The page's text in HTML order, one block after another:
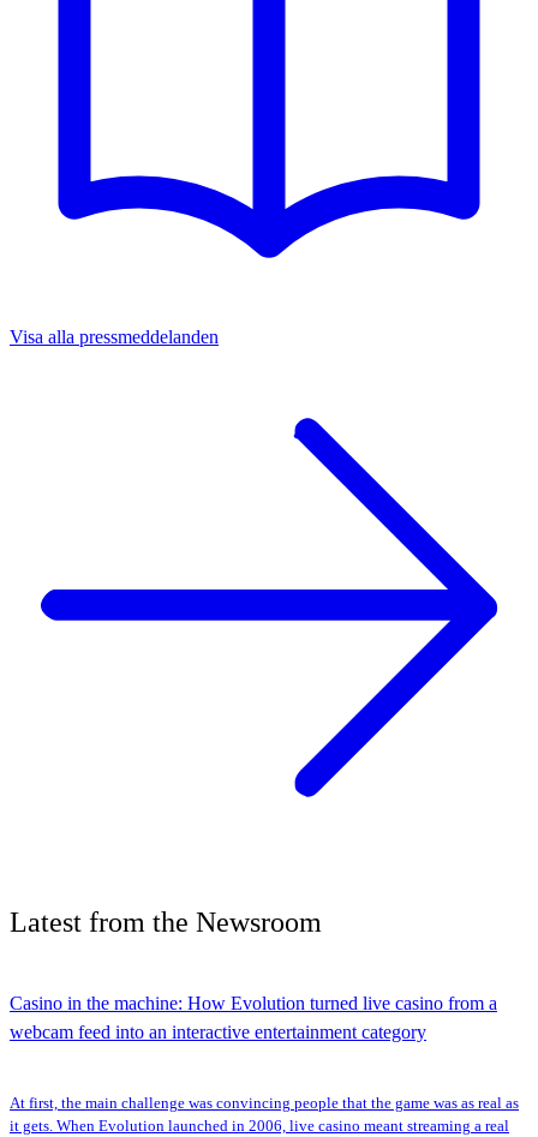
Visa alla pressmeddelanden
Latest from the Newsroom
Casino in the machine: How Evolution turned live casino from a
webcam feed into an interactive entertainment category
At first, the main challenge was convincing people that the game was as real as
it gets. When Evolution launched in 2006, live casino meant streaming a real